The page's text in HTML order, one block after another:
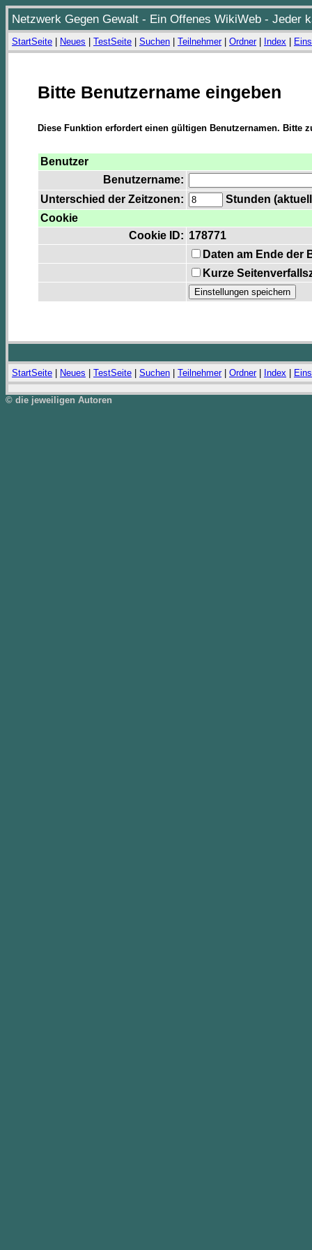
Netzwerk Gegen Gewalt - Ein Offenes WikiWeb - Jeder
StartSeite Neues TestSeite Suchen Teilnehmer| Ordner| Index
Bitte Benutzername eingeben
Diese Funktion erfordert einen gültigen Benutzernamen. Bitte
Benutzer
Benutzername:
Unterschied der Zeitzonen:
Stunden
Cookie
Cookie ID: 178771
Daten am Ende der
Kurze
StartSeite Neues TestSeite Suchen Teilnehmer| Ordner| Index
© die jeweiligen Autoren